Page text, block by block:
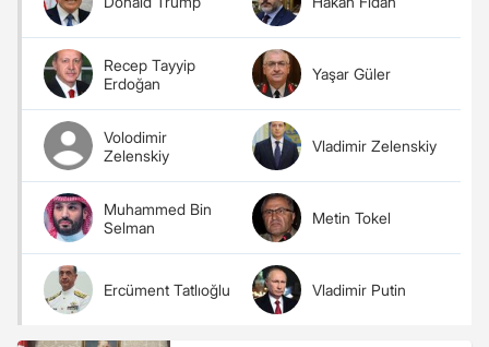
Recep Tayyip
Erdoğan
Volodimir
Zelenskiy
Muhammed Bin
Selman
Ercüment Tatlıoğlu
Yaşar Güler
Vladimir Zelenskiy
Metin Tokel
Vladimir Putin